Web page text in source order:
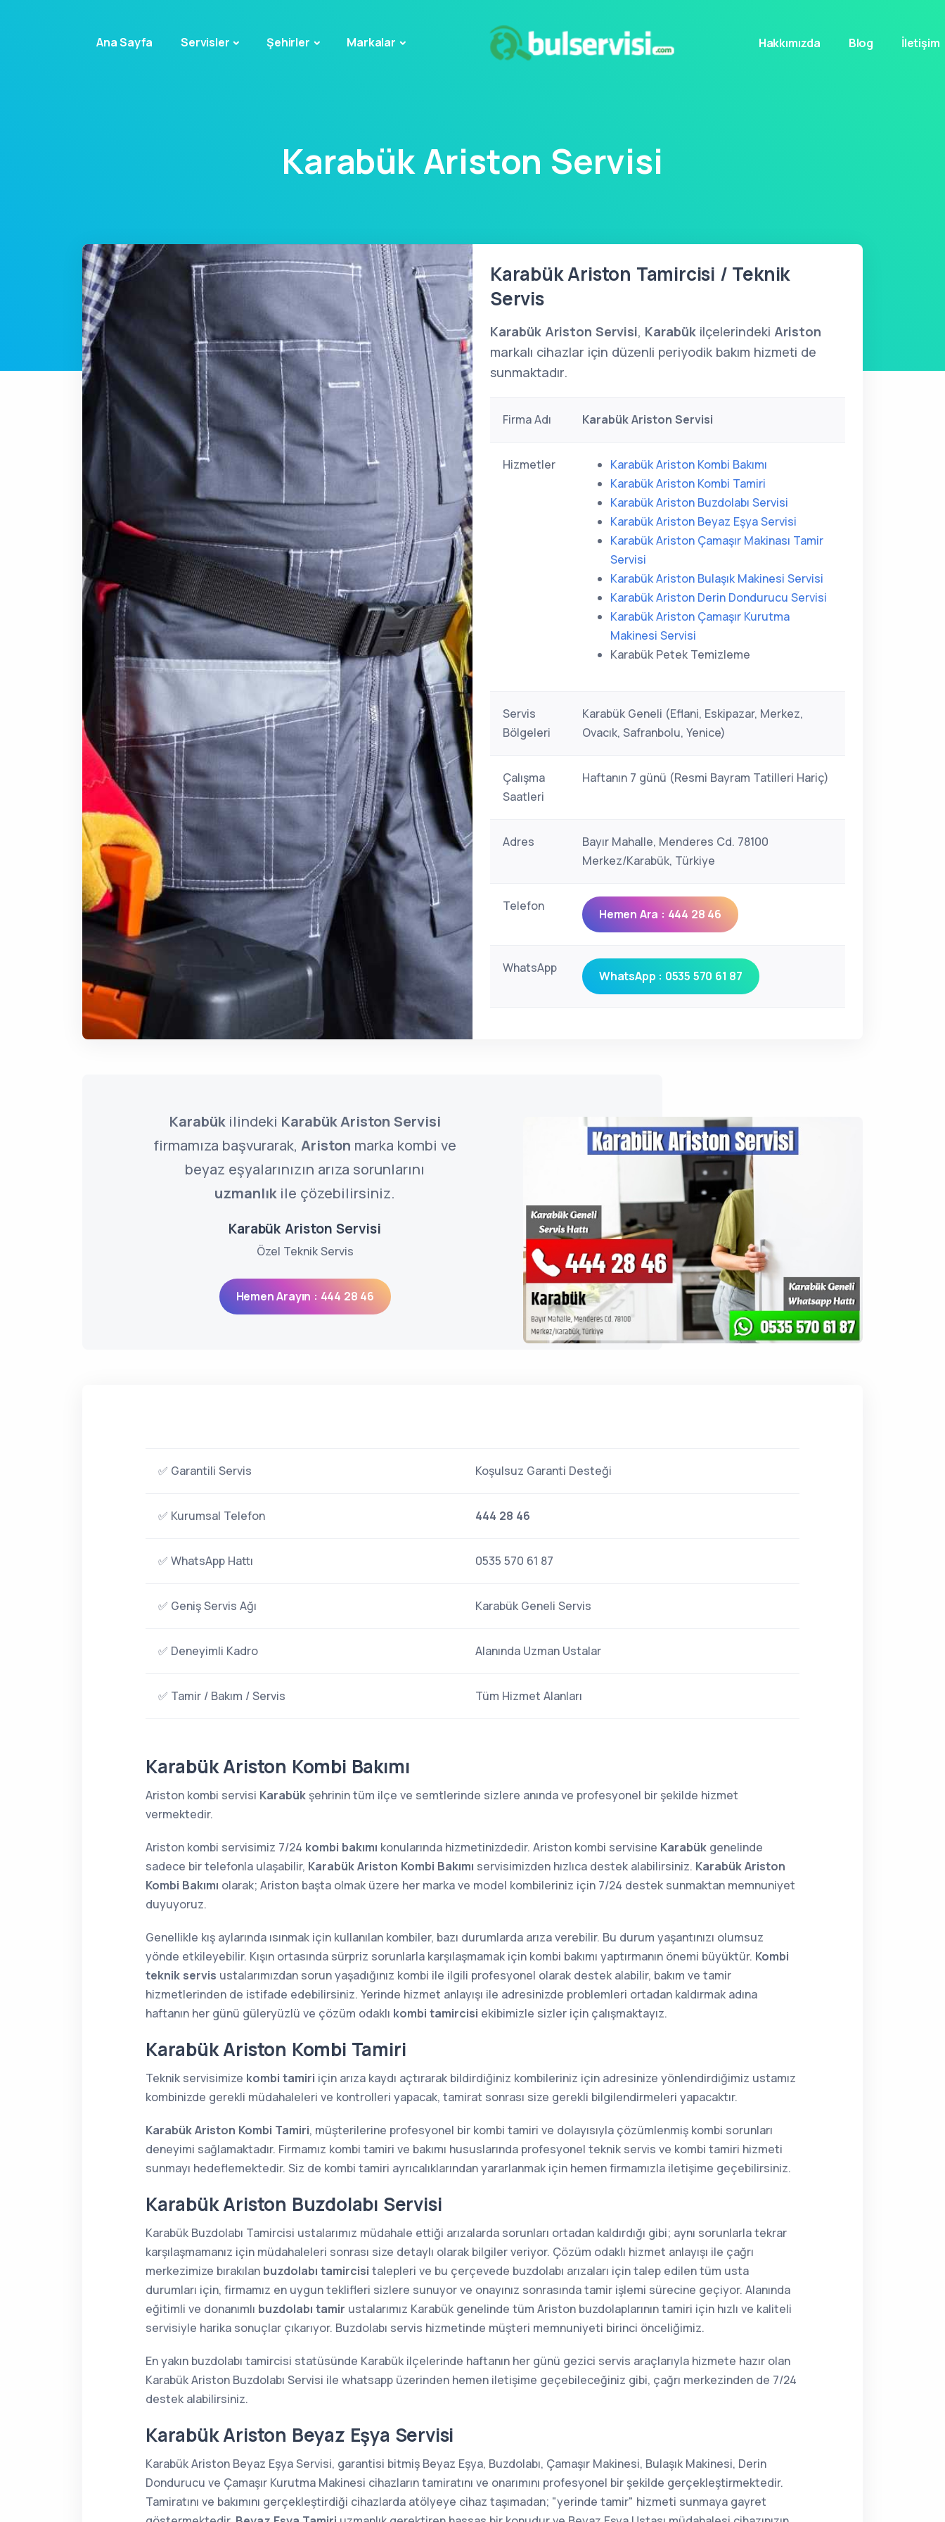
Ana Sayfa Servisler Şehirler Markalar Hakkımızda Blog İletişim
Karabük Ariston Servisi
Karabük Ariston Tamircisi / Teknik
Servis
Karabük Ariston Servisi, Karabük ilçelerindeki Ariston
markalı cihazlar için düzenli periyodik bakım hizmeti de
sunmaktadır.
Firma Adı Karabük Ariston Servisi
Hizmetler
Karabük Ariston Kombi Bakımı
Karabük Ariston Kombi Tamiri
Karabük Ariston Buzdolabı Servisi
Karabük Ariston Beyaz Eşya Servisi
Karabük Ariston Çamaşır Makinası Tamir
Servisi
Karabük Ariston Bulaşık Makinesi Servisi
Karabük Ariston Derin Dondurucu Servisi
Karabük Ariston Çamaşır Kurutma
Makinesi Servisi
Karabük Petek Temizleme
Servis
Bölgeleri
Karabük Geneli (Eflani, Eskipazar, Merkez,
Ovacık, Safranbolu, Yenice)
Çalışma
Saatleri
Haftanın 7 günü (Resmi Bayram Tatilleri Hariç)
Adres
Bayır Mahalle, Menderes Cd. 78100
Merkez/Karabük, Türkiye
Telefon
Hemen Ara : 444 28 46
WhatsApp
WhatsApp : 0535 570 61 87
Karabükilindeki Karabük Ariston Servisi
firmamıza başvurarak, Ariston marka kombi ve
beyaz eşyalarınızın arıza sorunlarını
uzmanlıkile çözebilirsiniz.
Karabük Ariston Servisi
Özel Teknik Servis
Hemen Arayın : 444 28 46
✅ Garantili Servis Koşulsuz Garanti Desteği
✅ Kurumsal Telefon 444 28 46
✅ WhatsApp Hattı 0535 570 61 87
✅ Geniş Servis Ağı Karabük Geneli Servis
✅ Deneyimli Kadro Alanında Uzman Ustalar
✅ Tamir / Bakım / Servis Tüm Hizmet Alanları
Karabük Ariston Kombi Bakımı
Ariston kombi servisi Karabük şehrinin tüm ilçe ve semtlerinde sizlere anında ve profesyonel bir şekilde hizmet
vermektedir.
Ariston kombi servisimiz 7/24 kombi bakımı konularında hizmetinizdedir. Ariston kombi servisine Karabük genelinde
sadece bir telefonla ulaşabilir, Karabük Ariston Kombi Bakımı servisimizden hızlıca destek alabilirsiniz. Karabük Ariston
Kombi Bakımı olarak; Ariston başta olmak üzere her marka ve model kombileriniz için 7/24 destek sunmaktan memnuniyet
duyuyoruz.
Genellikle kış aylarında ısınmak için kullanılan kombiler, bazı durumlarda arıza verebilir. Bu durum yaşantınızı olumsuz
yönde etkileyebilir. Kışın ortasında sürpriz sorunlarla karşılaşmamak için kombi bakımı yaptırmanın önemi büyüktür. Kombi
teknik servis ustalarımızdan sorun yaşadığınız kombi ile ilgili profesyonel olarak destek alabilir, bakım ve tamir
hizmetlerinden de istifade edebilirsiniz. Yerinde hizmet anlayışı ile adresinizde problemleri ortadan kaldırmak adına
haftanın her günü güleryüzlü ve çözüm odaklı kombi tamircisi ekibimizle sizler için çalışmaktayız.
Karabük Ariston Kombi Tamiri
Teknik servisimize kombi tamiri için arıza kaydı açtırarak bildirdiğiniz kombileriniz için adresinize yönlendirdiğimiz ustamız
kombinizde gerekli müdahaleleri ve kontrolleri yapacak, tamirat sonrası size gerekli bilgilendirmeleri yapacaktır.
Karabük Ariston Kombi Tamiri, müşterilerine profesyonel bir kombi tamiri ve dolayısıyla çözümlenmiş kombi sorunları
deneyimi sağlamaktadır. Firmamız kombi tamiri ve bakımı hususlarında profesyonel teknik servis ve kombi tamiri hizmeti
sunmayı hedeflemektedir. Siz de kombi tamiri ayrıcalıklarından yararlanmak için hemen firmamızla iletişime geçebilirsiniz.
Karabük Ariston Buzdolabı Servisi
Karabük Buzdolabı Tamircisi ustalarımız müdahale ettiği arızalarda sorunları ortadan kaldırdığı gibi; aynı sorunlarla tekrar
karşılaşmamanız için müdahaleleri sonrası size detaylı olarak bilgiler veriyor. Çözüm odaklı hizmet anlayışı ile çağrı
merkezimize bırakılan buzdolabı tamircisi talepleri ve bu çerçevede buzdolabı arızaları için talep edilen tüm usta
durumları için, firmamız en uygun teklifleri sizlere sunuyor ve onayınız sonrasında tamir işlemi sürecine geçiyor. Alanında
eğitimli ve donanımlı buzdolabı tamir ustalarımız Karabük genelinde tüm Ariston buzdolaplarının tamiri için hızlı ve kaliteli
servisiyle harika sonuçlar çıkarıyor. Buzdolabı servis hizmetinde müşteri memnuniyeti birinci önceliğimiz.
En yakın buzdolabı tamircisi statüsünde Karabük ilçelerinde haftanın her günü gezici servis araçlarıyla hizmete hazır olan
Karabük Ariston Buzdolabı Servisi ile whatsapp üzerinden hemen iletişime geçebileceğiniz gibi, çağrı merkezinden de 7/24
destek alabilirsiniz.
Karabük Ariston Beyaz Eşya Servisi
Karabük Ariston Beyaz Eşya Servisi, garantisi bitmiş Beyaz Eşya, Buzdolabı, Çamaşır Makinesi, Bulaşık Makinesi, Derin
Dondurucu ve Çamaşır Kurutma Makinesi cihazların tamiratını ve onarımını profesyonel bir şekilde gerçekleştirmektedir.
Tamiratını ve bakımını gerçekleştirdiği cihazlarda atölyeye cihaz taşımadan; "yerinde tamir" hizmeti sunmaya gayret